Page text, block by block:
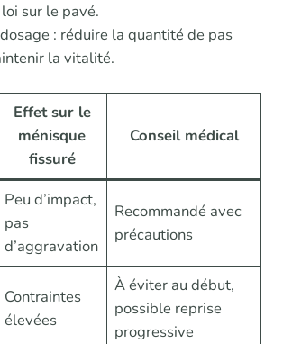
sur le pavé.
dosage : réduire la quantité de pas
la vitalité.
Effet sur le
ménisque
fissuré
Conseil médical
Peu d’impact,
pas
d’aggravation
Recommandé avec
précautions
Contraintes
élevées
À éviter au début,
possible reprise
progressive